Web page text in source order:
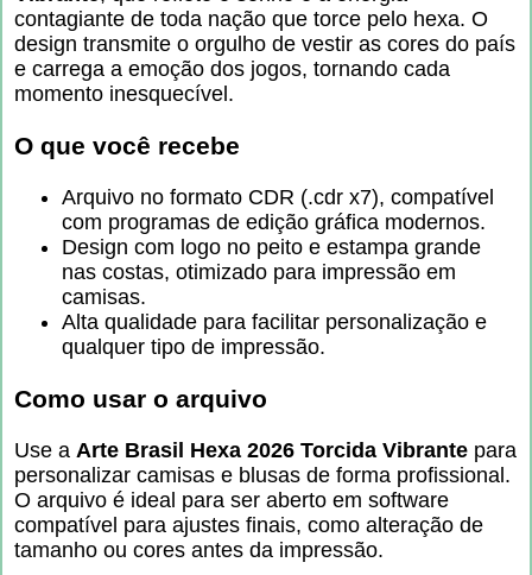
contagiante de toda nação que torce pelo hexa. O
design transmite o orgulho de vestir as cores do país
e carrega a emoção dos jogos, tornando cada
momento inesquecível.
O que você recebe
Arquivo no formato CDR (.cdr x7), compatível
com programas de edição gráfica modernos.
Design com logo no peito e estampa grande
nas costas, otimizado para impressão em
camisas.
Alta qualidade para facilitar personalização e
qualquer tipo de impressão.
Como usar o arquivo
Use a Arte Brasil Hexa 2026 Torcida Vibrante para
personalizar camisas e blusas de forma profissional.
O arquivo é ideal para ser aberto em software
compatível para ajustes finais, como alteração de
tamanho ou cores antes da impressão.